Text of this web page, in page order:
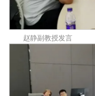
赵静副教授发言